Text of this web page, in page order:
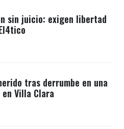
sin juicio: exigen libertad
tras derrumbe en una
Villa Clara